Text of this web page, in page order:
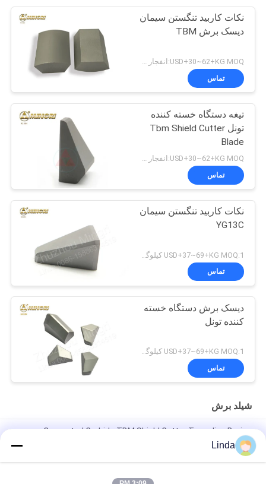
نکات کاربید تنگستن سیمان
دیسک برش TBM
تماس
تیغه دستگاه خسته کننده
تونل Tbm Shield Cutter
Blade
تماس
نکات کاربید تنگستن سیمان
YG13C
USD+37~69+KG MOQ:1 کیلوگرم
تماس
دیسک برش دستگاه خسته
کننده تونل
USD+37~69+KG MOQ:1 کیلوگرم
تماس
شیلد برش
Cemented Carbide TBM Shield Cutter Tunneling Boring
Machine CE و ISO Pass
برش محافظ کاربید سیمان تنگستن
Linda